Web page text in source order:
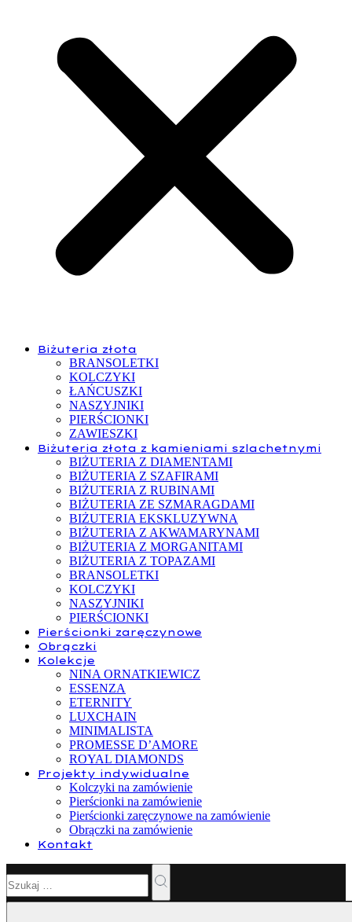
Biżuteria złota
BRANSOLETKI
KOLCZYKI
ŁAŃCUSZKI
NASZYJNIKI
PIERŚCIONKI
ZAWIESZKI
Biżuteria złota z kamieniami szlachetnymi
BIŻUTERIA Z DIAMENTAMI
BIŻUTERIA Z SZAFIRAMI
BIŻUTERIA Z RUBINAMI
BIŻUTERIA ZE SZMARAGDAMI
BIŻUTERIA EKSKLUZYWNA
BIŻUTERIA Z AKWAMARYNAMI
BIŻUTERIA Z MORGANITAMI
BIŻUTERIA Z TOPAZAMI
BRANSOLETKI
KOLCZYKI
NASZYJNIKI
PIERŚCIONKI
Pierścionki zaręczynowe
Obrączki
Kolekcje
NINA ORNATKIEWICZ
ESSENZA
ETERNITY
LUXCHAIN
MINIMALISTA
PROMESSE D’AMORE
ROYAL DIAMONDS
Projekty indywidualne
Kolczyki na zamówienie
Pierścionki na zamówienie
Pierścionki zaręczynowe na zamówienie
Obrączki na zamówienie
Kontakt